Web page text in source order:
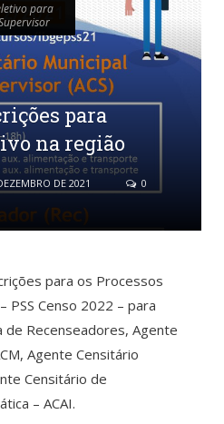
para
para
na região
DE 2021
0
para
para os Processos
PSS Censo 2022 – para
Recenseadores, Agente
Agente Censitário
Censitário de
– ACAI.